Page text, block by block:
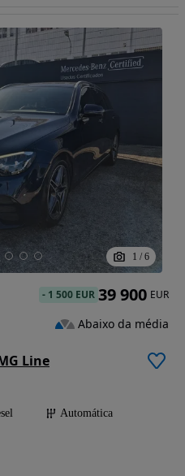
1 / 6
Line
Automática
- 1 500 EUR 39 900 EUR
Abaixo da média